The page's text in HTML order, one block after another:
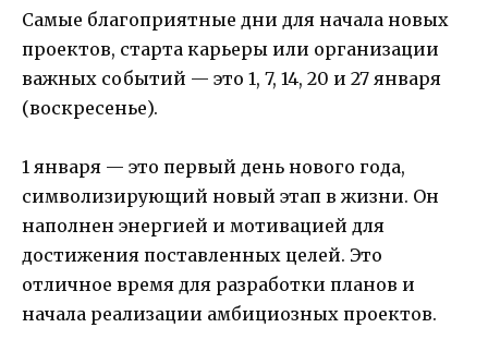
Самые благоприятные дни для начала новых
проектов, старта карьеры или организации
важных событий — это 1, 7, 14, 20 и 27 января
(воскресенье).
1 января — это первый день нового года,
символизирующий новый этап в жизни. Он
наполнен энергией и мотивацией для
достижения поставленных целей. Это
отличное время для разработки планов и
начала реализации амбициозных проектов.